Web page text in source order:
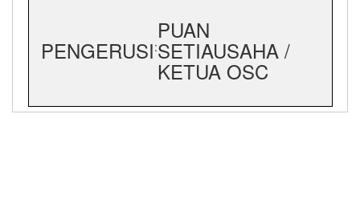
PENGERUSI:
PUAN
SETIAUSAHA /
KETUA OSC